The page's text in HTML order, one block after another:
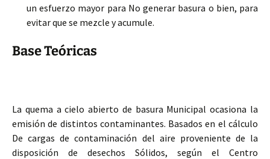
un esfuerzo mayor para No generar basura o bien, para
evitar que se mezcle y acumule.
Base Teóricas
La quema a cielo abierto de basura Municipal ocasiona la
emisión de distintos contaminantes. Basados en el cálculo
De cargas de contaminación del aire proveniente de la
disposición de desechos Sólidos, según el Centro